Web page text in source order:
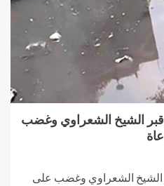
الشيخ الشعراوي وغضب
الشيخ الشعراوي وغضب على